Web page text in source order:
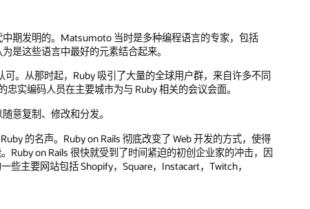
期发明的。Matsumoto 当时是多种编程语言的专家，包括
是这些语言中最好的元素结合起来。
。从那时起，Ruby 吸引了大量的全球用户群，来自许多不同
实编码人员在主要城市为与 Ruby 相关的会议会面。
意复制、修改和分发。
的名声。Ruby on Rails 彻底改变了 Web 开发的方式，使得
Ruby on Rails 很快就受到了时间紧迫的初创企业家的冲击，因
些主要网站包括 Shopify，Square，Instacart，Twitch，